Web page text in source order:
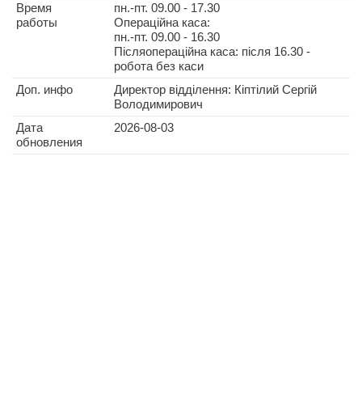
Время
работы
пн.-пт. 09.00 - 17.30
Операційна каса:
пн.-пт. 09.00 - 16.30
Післяопераційна каса: після 16.30 -
робота без каси
Доп. инфо
Директор відділення: Кіптілий Сергій
Володимирович
Дата
обновления
2026-08-03